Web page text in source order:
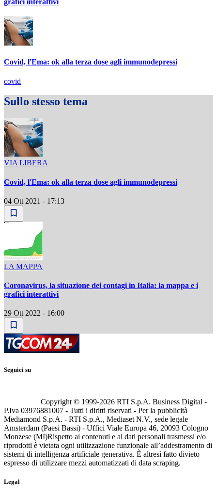
Covid, l'Ema: ok alla terza dose agli immunodepressi
covid
Sullo stesso tema
VIA LIBERA
Covid, l'Ema: ok alla terza dose agli immunodepressi
04 Ott 2021 - 17:13
LA MAPPA
Coronavirus, la situazione dei contagi in Italia: la mappa e i
grafici interattivi
29 Ott 2022 - 16:00
Seguici su
Copyright © 1999-2026 RTI S.p.A. Business Digital -
P.Iva 03976881007 - Tutti i diritti riservati - Per la pubblicità
Mediamond S.p.A. - RTI S.p.A., Mediaset N.V., sede legale
Amsterdam (Paesi Bassi) - Uffici Viale Europa 46, 20093 Cologno
Monzese (MI)Rispetto ai contenuti e ai dati personali trasmessi e/o
riprodotti è vietata ogni utilizzazione funzionale all’addestramento di
sistemi di intelligenza artificiale generativa. È altresì fatto divieto
espresso di utilizzare mezzi automatizzati di data scraping.
Legal